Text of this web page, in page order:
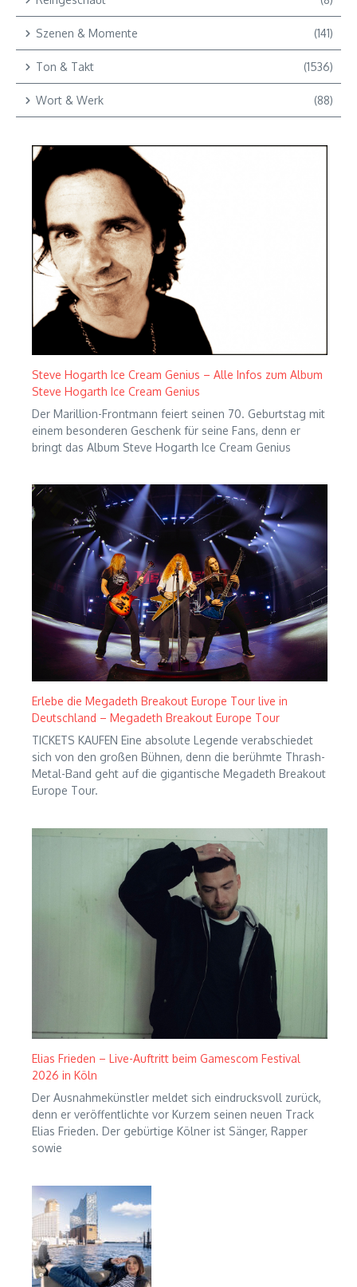
Szenen & Momente (141)
Ton & Takt (1536)
Wort & Werk (88)
Steve Hogarth Ice Cream Genius – Alle Infos zum Album
Steve Hogarth Ice Cream Genius
Der Marillion-Frontmann feiert seinen 70. Geburtstag mit
einem besonderen Geschenk für seine Fans, denn er
bringt das Album Steve Hogarth Ice Cream Genius
Erlebe die Megadeth Breakout Europe Tour live in
Deutschland – Megadeth Breakout Europe Tour
TICKETS KAUFEN Eine absolute Legende verabschiedet
sich von den großen Bühnen, denn die berühmte Thrash-
Metal-Band geht auf die gigantische Megadeth Breakout
Europe Tour.
Elias Frieden – Live-Auftritt beim Gamescom Festival
2026 in Köln
Der Ausnahmekünstler meldet sich eindrucksvoll zurück,
denn er veröffentlichte vor Kurzem seinen neuen Track
Elias Frieden. Der gebürtige Kölner ist Sänger, Rapper
sowie